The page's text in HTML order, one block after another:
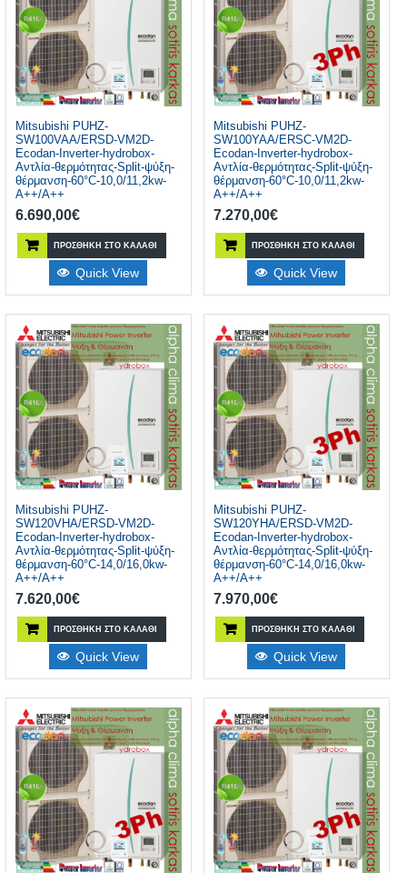
Mitsubishi PUHZ-
SW100VAA/ERSD-VM2D-
Ecodan-Inverter-hydrobox-
Αντλία-θερμότητας-Split-ψύξη-
θέρμανση-60°C-10,0/11,2kw-
A++/A++
6.690,00€
ΠΡΟΣΘΉΚΗ ΣΤΟ ΚΑΛΆΘΙ
Quick View
Mitsubishi PUHZ-
SW100YAA/ERSC-VM2D-
Ecodan-Inverter-hydrobox-
Αντλία-θερμότητας-Split-ψύξη-
θέρμανση-60°C-10,0/11,2kw-
A++/A++
7.270,00€
ΠΡΟΣΘΉΚΗ ΣΤΟ ΚΑΛΆΘΙ
Quick View
Mitsubishi PUHZ-
SW120VHA/ERSD-VM2D-
Ecodan-Inverter-hydrobox-
Αντλία-θερμότητας-Split-ψύξη-
θέρμανση-60°C-14,0/16,0kw-
A++/A++
7.620,00€
ΠΡΟΣΘΉΚΗ ΣΤΟ ΚΑΛΆΘΙ
Quick View
Mitsubishi PUHZ-
SW120YHA/ERSD-VM2D-
Ecodan-Inverter-hydrobox-
Αντλία-θερμότητας-Split-ψύξη-
θέρμανση-60°C-14,0/16,0kw-
A++/A++
7.970,00€
ΠΡΟΣΘΉΚΗ ΣΤΟ ΚΑΛΆΘΙ
Quick View